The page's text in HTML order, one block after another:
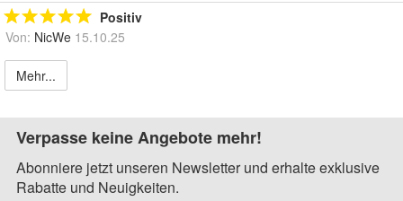
Positiv
Von: NicWe 15.10.25
Mehr...
Verpasse keine Angebote mehr!
Abonniere jetzt unseren Newsletter und erhalte exklusive
Rabatte und Neuigkeiten.